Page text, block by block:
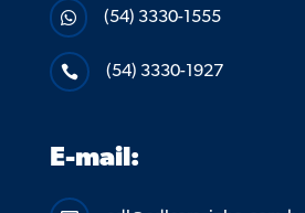
 (54) 3330-1555
 (54) 3330-1927
E-mail: